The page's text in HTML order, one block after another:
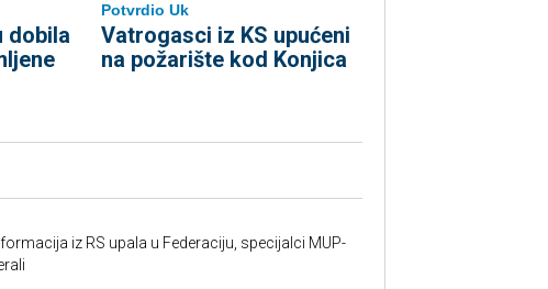
dobila
Potvrdio Uk
Vatrogasci iz KS upućeni
na požarište kod Konjica
iz RS upala u Federaciju, specijalci MUP-